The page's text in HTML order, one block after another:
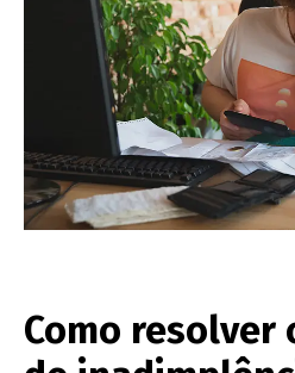
Como resolver